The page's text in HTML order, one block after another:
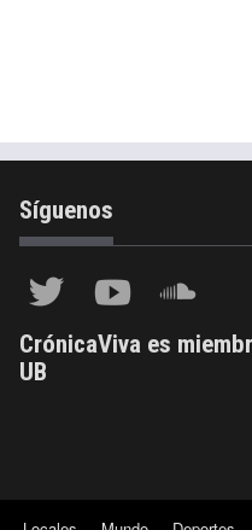
Síguenos
CrónicaViva es
UB